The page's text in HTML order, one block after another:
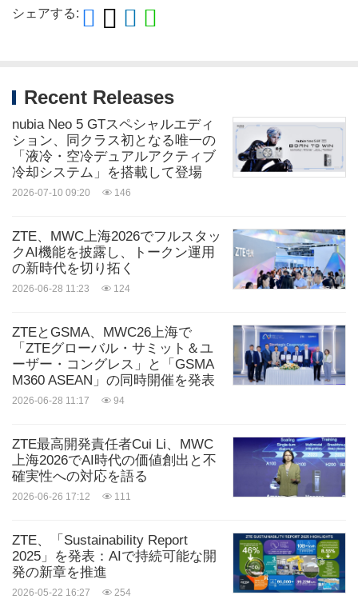
シェアする:
Recent Releases
nubia Neo 5 GTスペシャルエディ
ション、同クラス初となる唯一の
「液冷・空冷デュアルアクティブ
冷却システム」を搭載して登場
2026-07-10 09:20 146
ZTE、MWC上海2026でフルスタッ
クAI機能を披露し、トークン運用
の新時代を切り拓く
2026-06-28 11:23 124
ZTEとGSMA、MWC26上海で
「ZTEグローバル・サミット＆ユ
ーザー・コングレス」と「GSMA
M360 ASEAN」の同時開催を発表
2026-06-28 11:17 94
ZTE最高開発責任者Cui Li、MWC
上海2026でAI時代の価値創出と不
確実性への対応を語る
2026-06-26 17:12 111
ZTE、「Sustainability Report
2025」を発表：AIで持続可能な開
発の新章を推進
2026-05-22 16:27 254